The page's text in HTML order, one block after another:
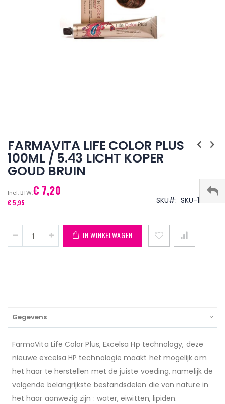
naar
het
begin
van
de
afbeeldingen-
gallerij
FARMAVITA LIFE COLOR PLUS
100ML / 5.43 LICHT KOPER
GOUD BRUIN
€ 7,20
€ 5,95 SKU SKU-14673
IN WINKELWAGEN
Gegevens
FarmaVita Life Color Plus, Excelsa Hp technology, deze
nieuwe excelsa HP technologie maakt het mogelijk om
het haar te herstellen met de juiste voeding, namelijk de
volgende belangrijkste bestandsdelen die van nature in
het haar aanwezig zijn : water, eiwitten, lipiden.